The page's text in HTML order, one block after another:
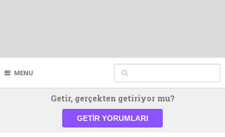
MENU
Getir, gerçekten getiriyor mu?
GETIR YORUMLARI